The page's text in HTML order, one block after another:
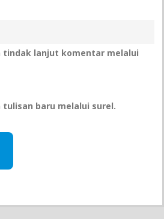
tindak lanjut komentar melalui
tulisan baru melalui surel.